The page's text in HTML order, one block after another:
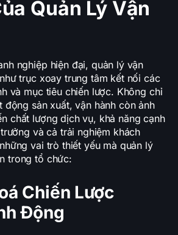
Quản Lý Vận
nghiệp hiện đại, quản lý vận
trục xoay trung tâm kết nối các
và mục tiêu chiến lược. Không chỉ
động sản xuất, vận hành còn ảnh
chất lượng dịch vụ, khả năng cạnh
và cả trải nghiệm khách
vai trò thiết yếu mà quản lý
trong tổ chức:
Chiến Lược
Động